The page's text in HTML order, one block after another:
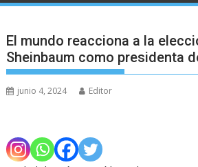
El mundo reacciona a la
Sheinbaum como presidenta
junio 4, 2024 Editor